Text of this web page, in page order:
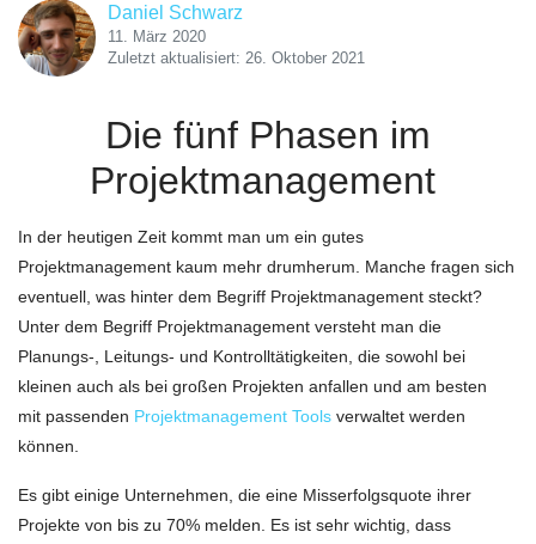
Daniel Schwarz
11. März 2020
Zuletzt aktualisiert: 26. Oktober 2021
Die fünf Phasen im
Projektmanagement
In der heutigen Zeit kommt man um ein gutes
Projektmanagement kaum mehr drumherum. Manche fragen sich
eventuell, was hinter dem Begriff Projektmanagement steckt?
Unter dem Begriff Projektmanagement versteht man die
Planungs-, Leitungs- und Kontrolltätigkeiten, die sowohl bei
kleinen auch als bei großen Projekten anfallen und am besten
mit passenden Projektmanagement Tools verwaltet werden
können.
Es gibt einige Unternehmen, die eine Misserfolgsquote ihrer
Projekte von bis zu 70% melden. Es ist sehr wichtig, dass